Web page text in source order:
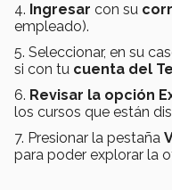
4. Ingresar con su
empleado).
5. Seleccionar, en su
si con tu cuenta del
6. Revisar la opción
los cursos que están
7. Presionar la pestaña
para poder explorar la